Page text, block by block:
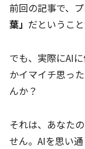
前回の記事で、
葉」 だというこ
でも、実際にAI
かイマイチ思っ
んか？
それは、あなたの
せん。AIを思い